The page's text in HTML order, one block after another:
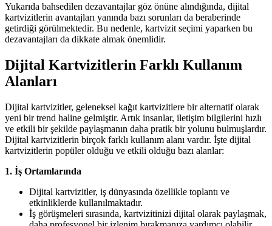
Yukarıda bahsedilen dezavantajlar göz önüne alındığında, dijital
kartvizitlerin avantajları yanında bazı sorunları da beraberinde
getirdiği görülmektedir. Bu nedenle, kartvizit seçimi yaparken bu
dezavantajları da dikkate almak önemlidir.
Dijital Kartvizitlerin Farklı Kullanım
Alanları
Dijital kartvizitler, geleneksel kağıt kartvizitlere bir alternatif olarak
yeni bir trend haline gelmiştir. Artık insanlar, iletişim bilgilerini hızlı
ve etkili bir şekilde paylaşmanın daha pratik bir yolunu bulmuşlardır.
Dijital kartvizitlerin birçok farklı kullanım alanı vardır. İşte dijital
kartvizitlerin popüler olduğu ve etkili olduğu bazı alanlar:
1. İş Ortamlarında
Dijital kartvizitler, iş dünyasında özellikle toplantı ve
etkinliklerde kullanılmaktadır.
İş görüşmeleri sırasında, kartvizitinizi dijital olarak paylaşmak,